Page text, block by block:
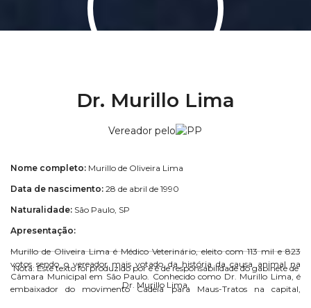
Dr. Murillo Lima
Vereador pelo
Nome completo: Murillo de Oliveira Lima
Data de nascimento: 28 de abril de 1990
Naturalidade: São Paulo, SP
Apresentação:
Murillo de Oliveira Lima é Médico Veterinário, eleito com 113 mil e 823
votos sendo o vereador mais votado da história da causa animal na
Câmara Municipal em São Paulo. Conhecido como Dr. Murillo Lima, é
embaixador do movimento Cadeia para Maus-Tratos na capital,
Nota: Este texto foi produzido por e é de responsabilidade do gabinete de
Dr. Murillo Lima.